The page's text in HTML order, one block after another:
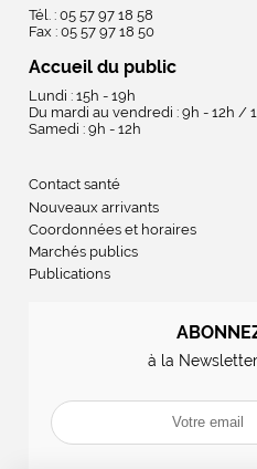
Tél. : 05 57 97 18 58
Fax : 05 57 97 18 50
Accueil du public
Lundi : 15h - 19h
Du mardi au vendredi : 9h - 12h /
Samedi : 9h - 12h
Contact santé
Nouveaux arrivants
Coordonnées et horaires
Marchés publics
Publications
à la